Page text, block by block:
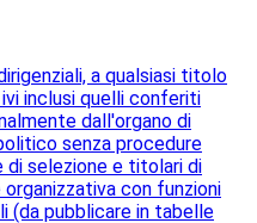
a qualsiasi titolo
inclusi quelli conferiti
dall'organo di
senza procedure
di selezione e titolari di
organizzativa con funzioni
(da pubblicare in tabelle